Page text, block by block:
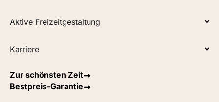
Aktive Freizeitgestaltung
Karriere
Zur schönsten Zeit
Bestpreis-Garantie